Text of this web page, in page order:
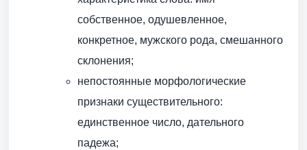
собственное, одушевленное,
конкретное, мужского рода, смешанного
склонения;
непостоянные морфологические
признаки существительного:
единственное число, дательного
падежа;